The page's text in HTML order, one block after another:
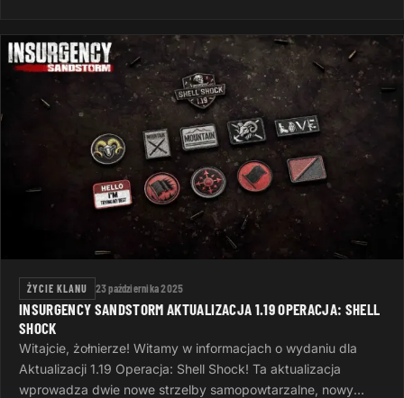
ŻYCIE KLANU 23 października 2025
INSURGENCY SANDSTORM AKTUALIZACJA 1.19 OPERACJA: SHELL
SHOCK
Witajcie, żołnierze! Witamy w informacjach o wydaniu dla
Aktualizacji 1.19 Operacja: Shell Shock! Ta aktualizacja
wprowadza dwie nowe strzelby samopowtarzalne, nowy